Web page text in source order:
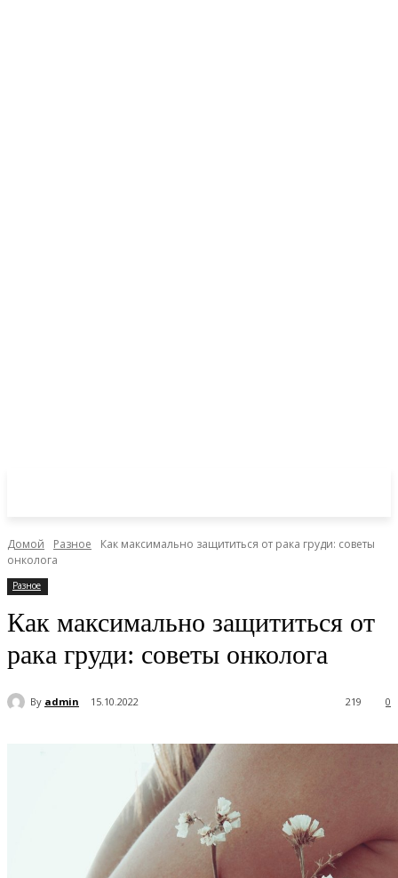
Домой Разное
Как максимально защититься от рака груди: советы
онколога
Разное
Как максимально защититься от
рака груди: советы онколога
By admin 15.10.2022 0
219